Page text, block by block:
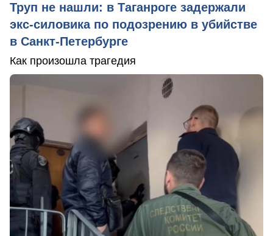
Труп не нашли: в Таганроге задержали
экс-силовика по подозрению в убийстве
в Санкт-Петербурге
Как произошла трагедия